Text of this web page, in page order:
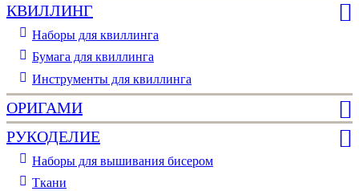
КВИЛЛИНГ
Наборы для квиллинга
Бумага для квиллинга
Инструменты для квиллинга
ОРИГАМИ
РУКОДЕЛИЕ
Наборы для вышивания бисером
Ткани